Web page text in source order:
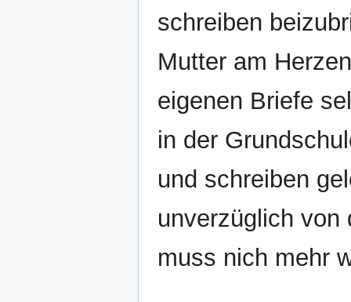
schreiben
Mutter am
eigenen Briefe
in der
und schreiben
unverzüglich von
muss nich mehr